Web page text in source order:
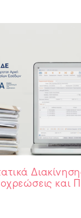
και